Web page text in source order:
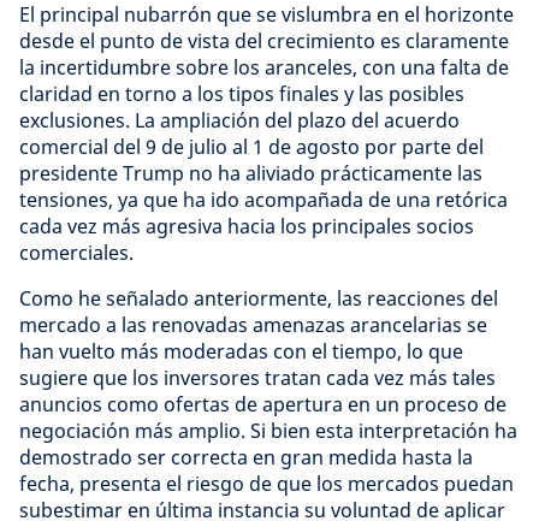
El principal nubarrón que se vislumbra en el horizonte
desde el punto de vista del crecimiento es claramente
la incertidumbre sobre los aranceles, con una falta de
claridad en torno a los tipos finales y las posibles
exclusiones. La ampliación del plazo del acuerdo
comercial del 9 de julio al 1 de agosto por parte del
presidente Trump no ha aliviado prácticamente las
tensiones, ya que ha ido acompañada de una retórica
cada vez más agresiva hacia los principales socios
comerciales.
Como he señalado anteriormente, las reacciones del
mercado a las renovadas amenazas arancelarias se
han vuelto más moderadas con el tiempo, lo que
sugiere que los inversores tratan cada vez más tales
anuncios como ofertas de apertura en un proceso de
negociación más amplio. Si bien esta interpretación ha
demostrado ser correcta en gran medida hasta la
fecha, presenta el riesgo de que los mercados puedan
subestimar en última instancia su voluntad de aplicar